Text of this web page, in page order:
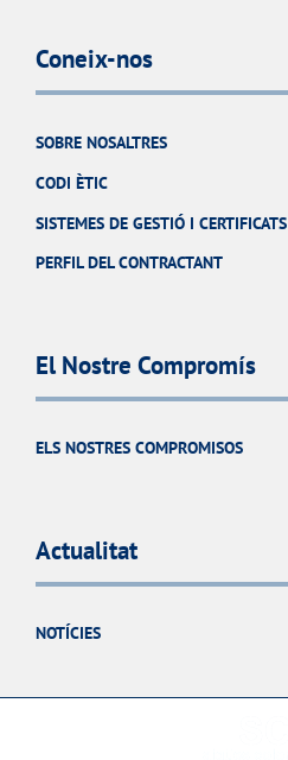
Coneix-nos
SOBRE NOSALTRES
CODI ÈTIC
SISTEMES DE GESTIÓ I CERTIFICATS
PERFIL DEL CONTRACTANT
El Nostre Compromís
ELS NOSTRES COMPROMISOS
Actualitat
NOTÍCIES